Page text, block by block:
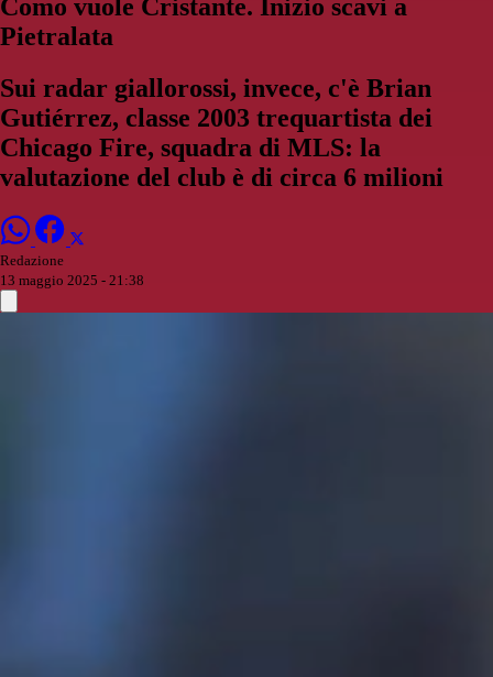
Como vuole Cristante. Inizio scavi a
Pietralata
Sui radar giallorossi, invece, c'è Brian
Gutiérrez, classe 2003 trequartista dei
Chicago Fire, squadra di MLS: la
valutazione del club è di circa 6 milioni
Redazione
13 maggio 2025 - 21:38